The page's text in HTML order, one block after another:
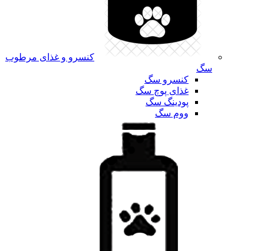
کنسرو و غذای مرطوب
سگ
کنسرو سگ
غذای پوچ سگ
پودینگ سگ
ووم سگ